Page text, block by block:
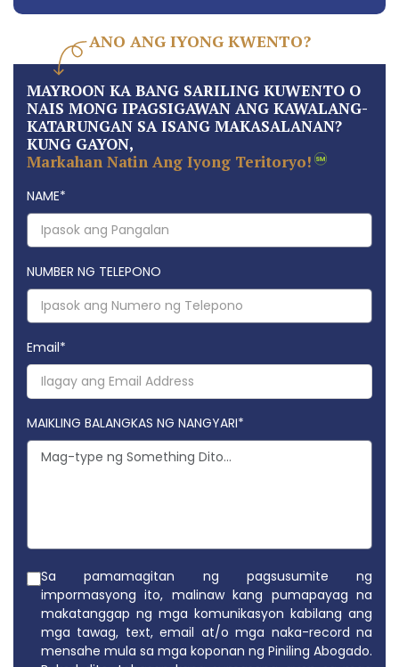
ANO ANG IYONG KWENTO?
MAYROON KA BANG SARILING KUWENTO O
NAIS MONG IPAGSIGAWAN ANG KAWALANG-
KATARUNGAN SA ISANG MAKASALANAN?
KUNG GAYON,
Markahan Natin Ang Iyong Teritoryo!
NAME*
NUMBER NG TELEPONO
Email*
MAIKLING BALANGKAS NG NANGYARI*
Sa pamamagitan ng pagsusumite ng
impormasyong ito, malinaw kang pumapayag na
makatanggap ng mga komunikasyon kabilang ang
mga tawag, text, email at/o mga naka-record na
mensahe mula sa mga koponan ng Piniling Abogado.